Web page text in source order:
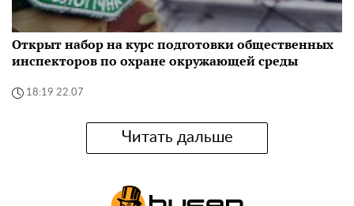
Открыт набор на курс подготовки общественных
инспекторов по охране окружающей среды
18:19 22.07
Читать дальше